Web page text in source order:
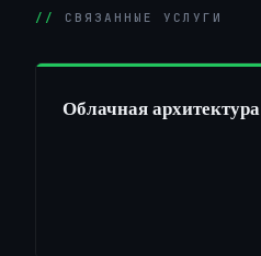
СВЯЗАННЫЕ УСЛУГИ
Облачная архитектура